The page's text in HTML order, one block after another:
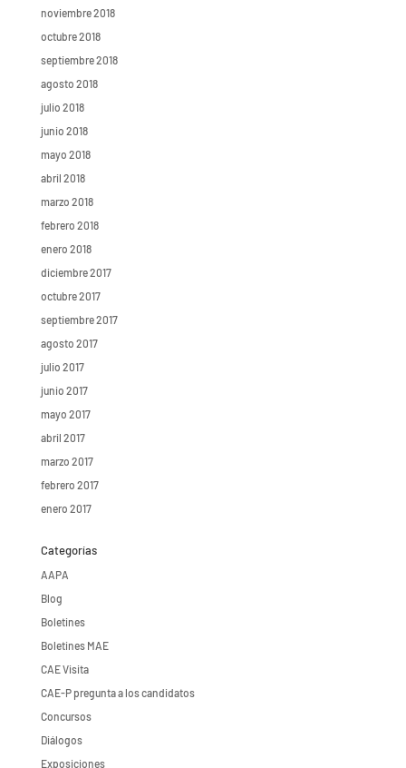
noviembre 2018
octubre 2018
septiembre 2018
agosto 2018
julio 2018
junio 2018
mayo 2018
abril 2018
marzo 2018
febrero 2018
enero 2018
diciembre 2017
octubre 2017
septiembre 2017
agosto 2017
julio 2017
junio 2017
mayo 2017
abril 2017
marzo 2017
febrero 2017
enero 2017
Categorías
AAPA
Blog
Boletines
Boletines MAE
CAE Visita
CAE-P pregunta a los candidatos
Concursos
Diálogos
Exposiciones